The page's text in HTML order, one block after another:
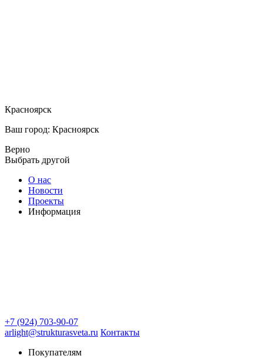
Красноярск
Ваш город: Красноярск
Верно
Выбрать другой
О нас
Новости
Проекты
Информация
+7 (924) 703-90-07
arlight@strukturasveta.ru Контакты
Покупателям